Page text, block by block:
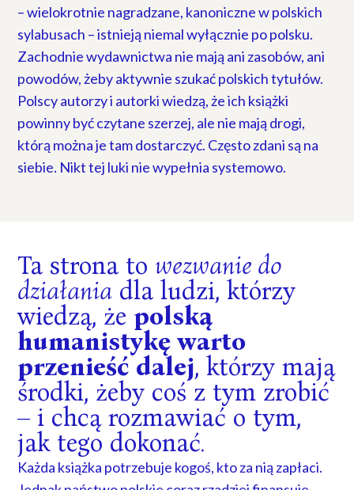
– wielokrotnie nagradzane, kanoniczne w polskich
sylabusach – istnieją niemal wyłącznie po polsku.
Zachodnie wydawnictwa nie mają ani zasobów, ani
powodów, żeby aktywnie szukać polskich tytułów.
Polscy autorzy i autorki wiedzą, że ich książki
powinny być czytane szerzej, ale nie mają drogi,
którą można je tam dostarczyć. Często zdani są na
siebie. Nikt tej luki nie wypełnia systemowo.
Ta strona to wezwanie do
działania dla ludzi, którzy
wiedzą, że polską
humanistykę warto
przenieść dalej, którzy mają
środki, żeby coś z tym zrobić
– i chcą rozmawiać o tym,
jak tego dokonać.
Każda książka potrzebuje kogoś, kto za nią zapłaci.